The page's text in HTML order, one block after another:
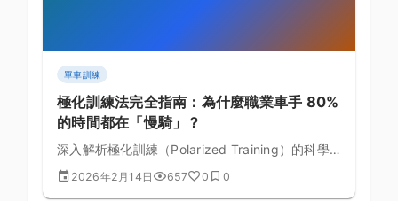
單車訓練
極化訓練法完全指南：為什麼職業車手 80%
的時間都在「慢騎」？
深入解析極化訓練（Polarized Training）的科學
原理，了解為什麼頂尖車手把大部分訓練時間花在
低強度，卻能獲得最大的體能提升。
2026年2月14日 657 0 0